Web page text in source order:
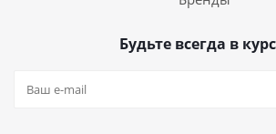
Будьте всегда в